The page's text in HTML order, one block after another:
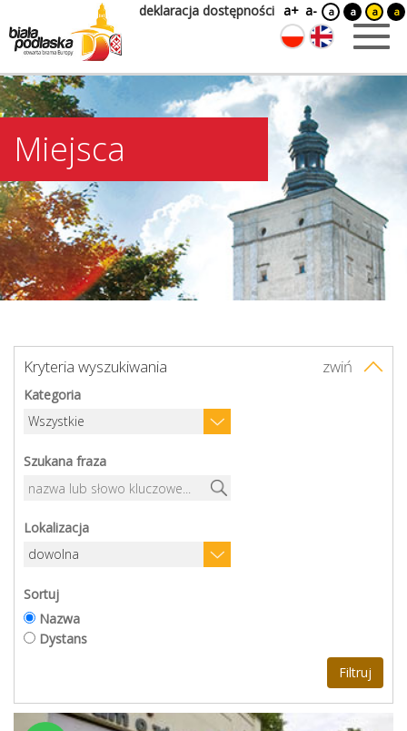
deklaracja dostępności a+ a- a a a a
Miejsca
zwiń
Kryteria wyszukiwania
Kategoria
Szukana fraza
Lokalizacja
Sortuj
Nazwa
Dystans